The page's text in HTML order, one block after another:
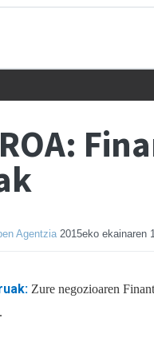
Agentzia 2015eko ekainaren
Zure negozioaren